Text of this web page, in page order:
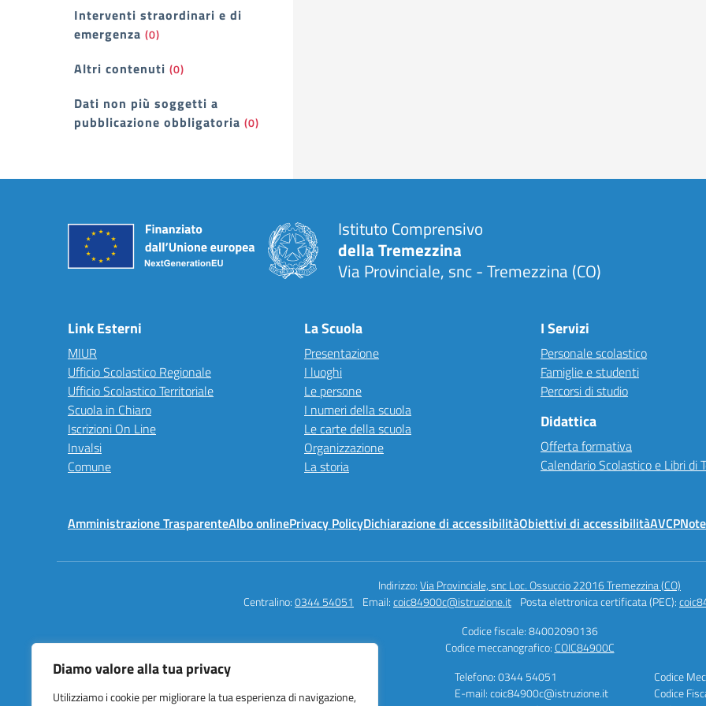
Diamo valore alla tua privacy
Utilizziamo i cookie per migliorare la tua esperienza di navigazione,
Interventi straordinari e di
emergenza (0)
Altri contenuti (0)
Dati non più soggetti a
pubblicazione obbligatoria (0)
Istituto Comprensivo
della Tremezzina
Via Provinciale, snc - Tremezzina (CO)
Link Esterni
MIUR
Ufficio Scolastico Regionale
Ufficio Scolastico Territoriale
Scuola in Chiaro
Iscrizioni On Line
Invalsi
Comune
La Scuola
Presentazione
I luoghi
Le persone
I numeri della scuola
Le carte della scuola
Organizzazione
La storia
I Servizi
Personale scolastico
Famiglie e studenti
Percorsi di studio
Didattica
Offerta formativa
Calendario Scolastico e Libri di
Amministrazione TrasparenteAlbo onlinePrivacy PolicyDichiarazione di accessibilitàObiettivi di accessibilitàAVCP
Indirizzo:Via Provinciale, snc Loc. Ossuccio 22016 Tremezzina (CO)
Centralino:0344 54051 Email:coic84900c@istruzione.it Posta elettronica certificata (PEC):
Codice fiscale: 84002090136
Codice meccanografico: COIC84900C
della Tremezzina
Telefono: 0344 54051
E-mail: coic84900c@istruzione.it
Codice
Codice